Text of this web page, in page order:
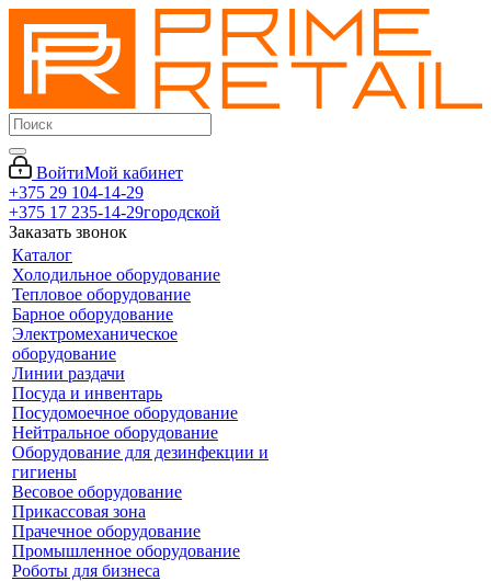
ВойтиМой кабинет
+375 29 104-14-29
+375 17 235-14-29городской
Заказать звонок
Каталог
Холодильное оборудование
Тепловое оборудование
Барное оборудование
Электромеханическое
оборудование
Линии раздачи
Посуда и инвентарь
Посудомоечное оборудование
Нейтральное оборудование
Оборудование для дезинфекции и
гигиены
Весовое оборудование
Прикассовая зона
Прачечное оборудование
Промышленное оборудование
Роботы для бизнеса